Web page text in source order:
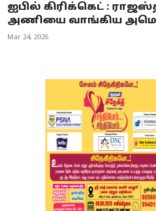
ஐபில் கிரிக்கெட் :
அணியை வாங்கிய
Mar 24, 2026